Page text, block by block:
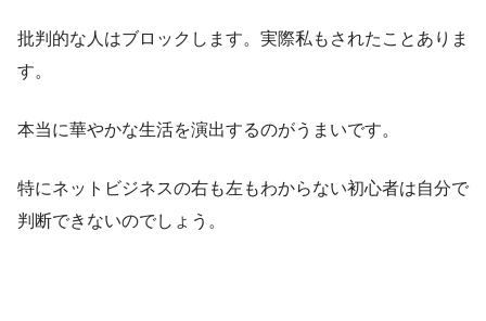
批判的な人はブロックします。実際私もされたことありま
す。
本当に華やかな生活を演出するのがうまいです。
特にネットビジネスの右も左もわからない初心者は自分で
判断できないのでしょう。